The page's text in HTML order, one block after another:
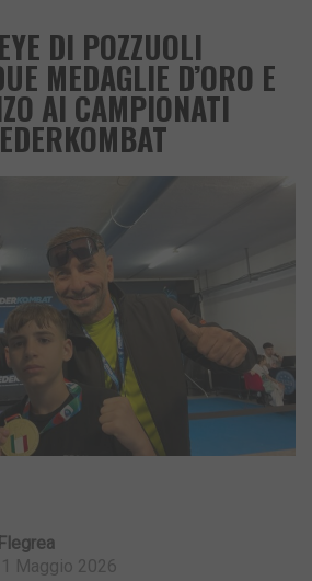
DI POZZUOLI
MEDAGLIE D’ORO E
AI CAMPIONATI
Maggio 2026